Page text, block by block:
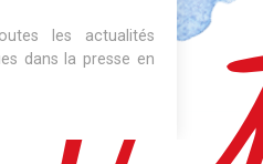
les actualités
dans la presse en